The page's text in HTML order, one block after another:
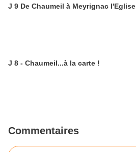
J 9 De Chaumeil à Meyrignac l'Eglise
J 8 - Chaumeil...à la carte !
Commentaires